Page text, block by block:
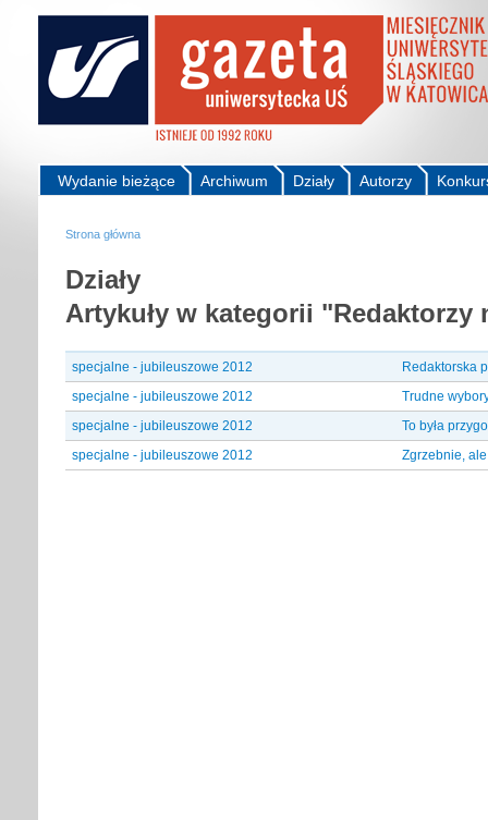
Autorzy
Działy
Archiwum
Wydanie bieżące
Strona główna
Działy
Artykuły w kategorii "Redaktorzy
specjalne - jubileuszowe 2012
Redaktorska
specjalne - jubileuszowe 2012
Trudne
specjalne - jubileuszowe 2012
To była
specjalne - jubileuszowe 2012
Zgrzebnie,